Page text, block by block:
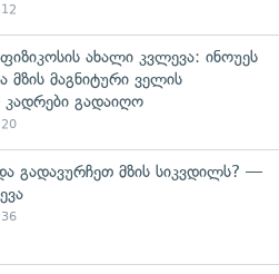
ახალი კვლევა: ინოუეს
მზის მაგნიტური ველის
გადაიღო
გადავურჩეთ მზის სიკვდილს? —